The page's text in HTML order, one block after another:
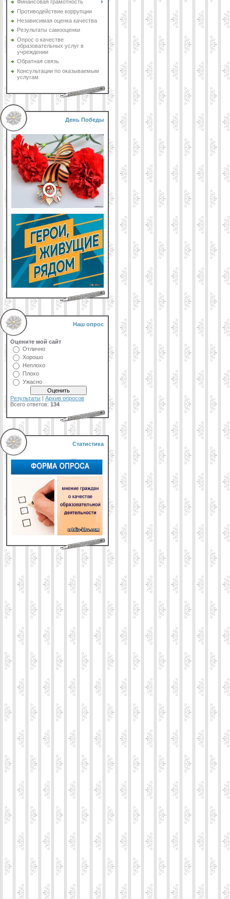
Финансовая грамотность
Противодействие коррупции
Независимая оценка качества
Результаты самооценки
Опрос о качестве
образовательных услуг в
учреждении
Обратная связь
Консультации по оказываемым
услугам
День Победы
Наш опрос
Оцените мой сайт
Отлично
Хорошо
Неплохо
Плохо
Ужасно
Результаты | Архив опросов
Всего ответов: 134
Статистика